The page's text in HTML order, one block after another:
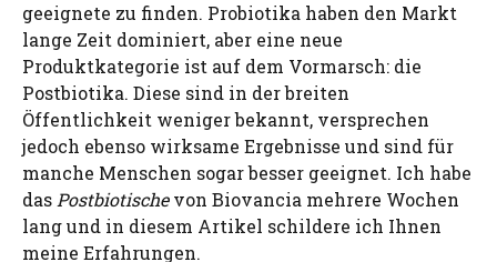
geeignete zu finden. Probiotika haben den Markt
lange Zeit dominiert, aber eine neue
Produktkategorie ist auf dem Vormarsch: die
Postbiotika. Diese sind in der breiten
Öffentlichkeit weniger bekannt, versprechen
jedoch ebenso wirksame Ergebnisse und sind für
manche Menschen sogar besser geeignet. Ich habe
das Postbiotischevon Biovancia mehrere Wochen
lang und in diesem Artikel schildere ich Ihnen
meine Erfahrungen.